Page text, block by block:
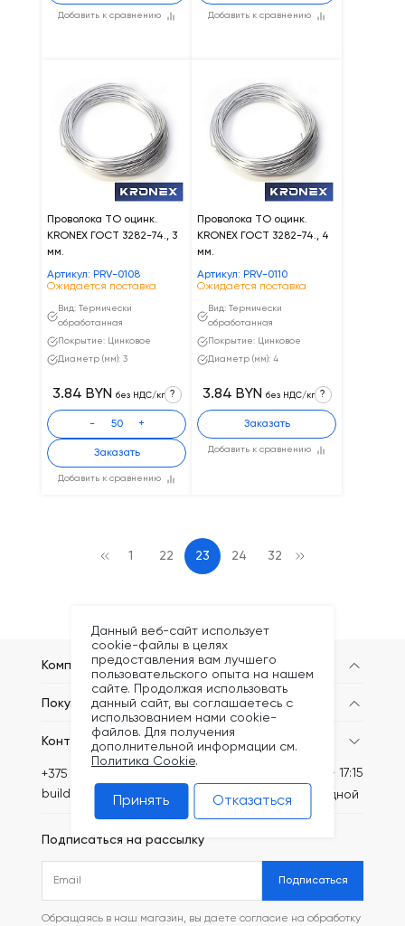
Добавить к сравнению Добавить к сравнению
Проволока ТО оцинк.
KRONEX ГОСТ 3282-74., 3
мм.
Артикул: PRV-0108
Ожидается поставка
Вид: Термически
обработанная
Покрытие: Цинковое
Диаметр (мм): 3
Добавить к сравнению
3.84 BYN без НДС/кг ?
- +
Заказать
Проволока ТО оцинк.
KRONEX ГОСТ 3282-74., 4
мм.
Артикул: PRV-0110
Ожидается поставка
Вид: Термически
обработанная
Покрытие: Цинковое
Диаметр (мм): 4
Добавить к сравнению
3.84 BYN без НДС/кг ?
Заказать
1 22 23 24 32
Компания
Покупателям
Контакты
+375 (44) 749-20-73
build@kronex-company.by
Пн-Пт: 8:30 - 17:15
Сб-вс: выходной
Подписаться на рассылку
Подписаться
Обращаясь в наш магазин, вы даете согласие на обработку
Данный веб-сайт использует
cookie-файлы в целях
предоставления вам лучшего
пользовательского опыта на нашем
сайте. Продолжая использовать
данный сайт, вы соглашаетесь с
использованием нами cookie-
файлов. Для получения
дополнительной информации см.
Политика Cookie.
Принять Отказаться